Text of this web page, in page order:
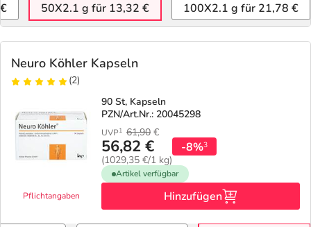
50X2.1 g für 13,32 € 100X2.1 g für 21,78 €
Neuro Köhler Kapseln
(2)
Pflichtangaben
90 St, Kapseln
PZN/Art.Nr.: 20045298
UVP1 61,90 €
56,82 €
(1029,35 €/1 kg)
-8%3
Artikel verfügbar
Hinzufügen